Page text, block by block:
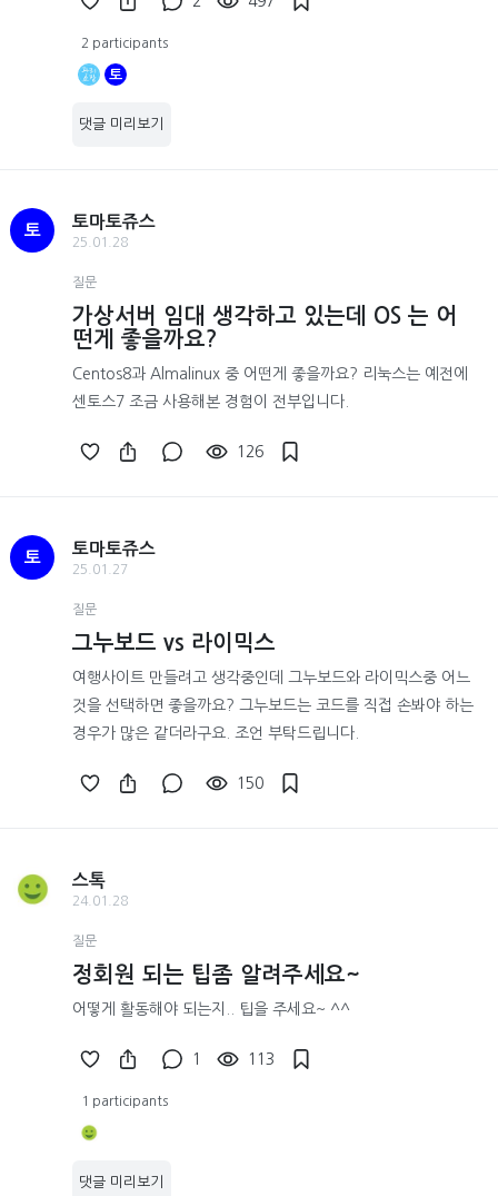
2 participants
토
댓글 미리보기
토
토마토쥬스
25.01.28
질문
가상서버 임대 생각하고 있는데 OS 는 어
떤게 좋을까요?
Centos8과 Almalinux 중 어떤게 좋을까요? 리눅스는 예전에
센토스7 조금 사용해본 경험이 전부입니다.
126
토
토마토쥬스
25.01.27
질문
그누보드 vs 라이믹스
여행사이트 만들려고 생각중인데 그누보드와 라이믹스중 어느
것을 선택하면 좋을까요? 그누보드는 코드를 직접 손봐야 하는
경우가 많은 같더라구요. 조언 부탁드립니다.
150
스톡
24.01.28
질문
정회원 되는 팁좀 알려주세요~
어떻게 활동해야 되는지.. 팁을 주세요~ ^^
1 113
1 participants
댓글 미리보기